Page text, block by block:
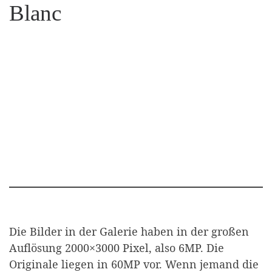
Blanc
Die Bilder in der Galerie haben in der großen
Auflösung 2000×3000 Pixel, also 6MP. Die
Originale liegen in 60MP vor. Wenn jemand die